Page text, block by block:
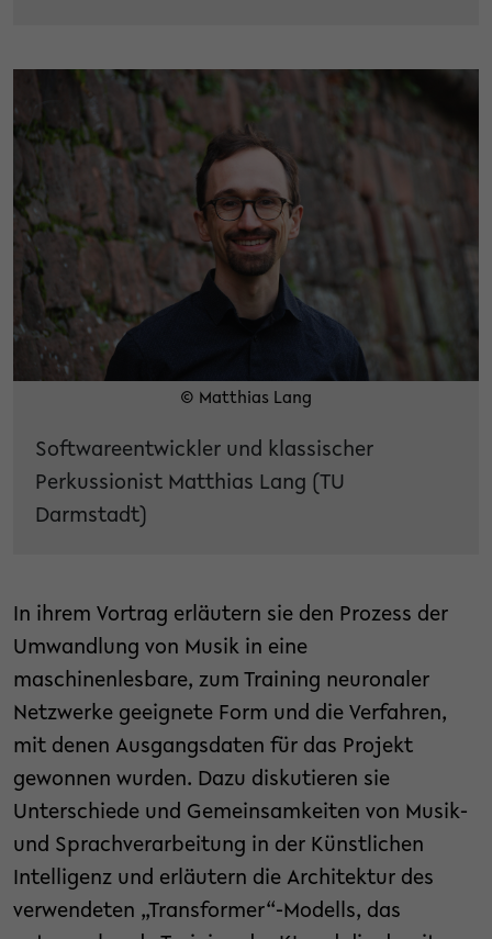
© Matthias Lang
Softwareentwickler und klassischer
Perkussionist Matthias Lang (TU
Darmstadt)
In ihrem Vortrag erläutern sie den Prozess der
Umwandlung von Musik in eine
maschinenlesbare, zum Training neuronaler
Netzwerke geeignete Form und die Verfahren,
mit denen Ausgangsdaten für das Projekt
gewonnen wurden. Dazu diskutieren sie
Unterschiede und Gemeinsamkeiten von Musik-
und Sprachverarbeitung in der Künstlichen
Intelligenz und erläutern die Architektur des
verwendeten „Transformer“-Modells, das